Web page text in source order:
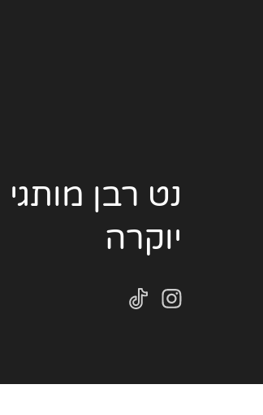
נט רבן מותגי
יוקרה